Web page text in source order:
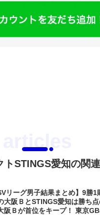
トSTINGS愛知の関
リーグ男子結果まとめ】9勝1
大阪ＢとSTINGS愛知は勝ち
阪Ｂが首位をキープ！ 東京